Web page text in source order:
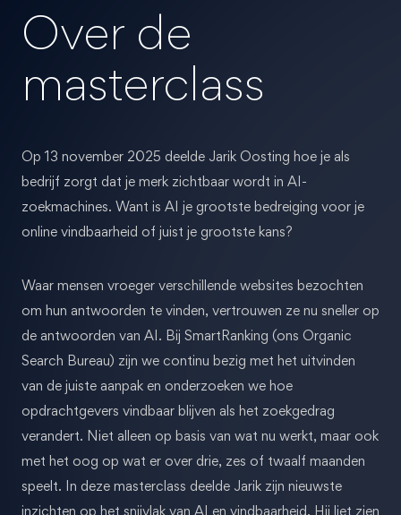
Over de
masterclass
Op 13 november 2025 deelde Jarik Oosting hoe je als
bedrijf zorgt dat je merk zichtbaar wordt in AI-
zoekmachines. Want is AI je grootste bedreiging voor je
online vindbaarheid of juist je grootste kans?
Waar mensen vroeger verschillende websites bezochten
om hun antwoorden te vinden, vertrouwen ze nu sneller op
de antwoorden van AI. Bij SmartRanking (ons Organic
Search Bureau) zijn we continu bezig met het uitvinden
van de juiste aanpak en onderzoeken we hoe
opdrachtgevers vindbaar blijven als het zoekgedrag
verandert. Niet alleen op basis van wat nu werkt, maar ook
met het oog op wat er over drie, zes of twaalf maanden
speelt. In deze masterclass deelde Jarik zijn nieuwste
inzichten op het snijvlak van AI en vindbaarheid. Hij liet zien